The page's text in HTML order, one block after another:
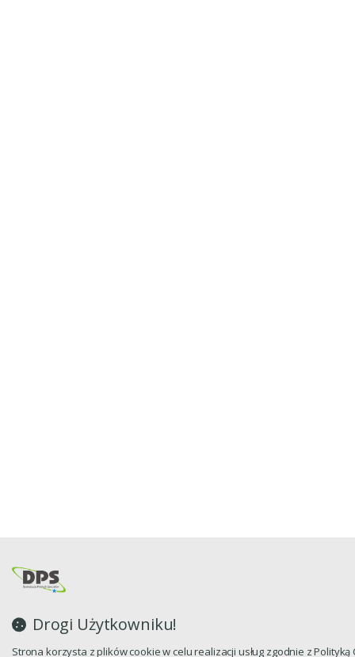
Drogi Użytkowniku!
Strona korzysta z plików cookie w celu realizacji usług zgodnie z